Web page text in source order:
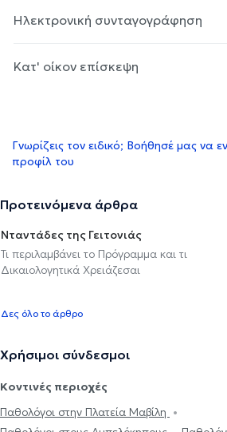
Ηλεκτρονική συνταγογράφηση
Κατ' οίκον επίσκεψη
Γνωρίζεις τον ειδικό; Βοήθησέ μας να
προφίλ του
Προτεινόμενα άρθρα
Νταντάδες της Γειτονιάς
Τι περιλαμβάνει το Πρόγραμμα και τι
Δικαιολογητικά Χρειάζεσαι
Δες όλο το άρθρο
Χρήσιμοι σύνδεσμοι
Κοντινές περιοχές
Παθολόγοι στην Πλατεία Μαβίλη